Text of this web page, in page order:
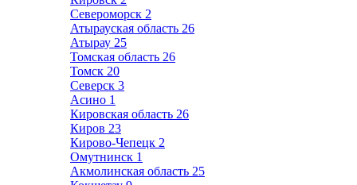
Североморск 2
Атырауская область 26
Атырау 25
Томская область 26
Томск 20
Северск 3
Асино 1
Кировская область 26
Киров 23
Кирово-Чепецк 2
Омутнинск 1
Акмолинская область 25